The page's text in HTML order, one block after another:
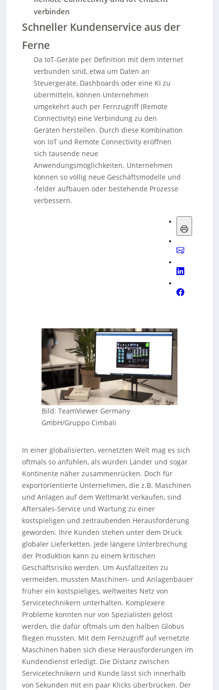
verbinden
Schneller Kundenservice aus der
Ferne
Da IoT-Geräte per Definition mit dem Internet
verbunden sind, etwa um Daten an
Steuergeräte, Dashboards oder eine KI zu
übermitteln, können Unternehmen
umgekehrt auch per Fernzugriff (Remote
Connectivity) eine Verbindung zu den
Geräten herstellen. Durch diese Kombination
von IoT und Remote Connectivity eröffnen
sich tausende neue
Anwendungsmöglichkeiten. Unternehmen
können so völlig neue Geschäftsmodelle und
-felder aufbauen oder bestehende Prozesse
verbessern.
Bild: TeamViewer Germany
GmbH/Gruppo Cimbali
In einer globalisierten, vernetzten Welt mag es sich
oftmals so anfühlen, als würden Länder und sogar
Kontinente näher zusammenrücken. Doch für
exportorientierte Unternehmen, die z.B. Maschinen
und Anlagen auf dem Weltmarkt verkaufen, sind
Aftersales-Service und Wartung zu einer
kostspieligen und zeitraubenden Herausforderung
geworden. Ihre Kunden stehen unter dem Druck
globaler Lieferketten. Jede längere Unterbrechung
der Produktion kann zu einem kritischen
Geschäftsrisiko werden. Um Ausfallzeiten zu
vermeiden, mussten Maschinen- und Anlagenbauer
früher ein kostspieliges, weltweites Netz von
Servicetechnikern unterhalten. Komplexere
Probleme konnten nur von Spezialisten gelöst
werden, die dafür oftmals um den halben Globus
fliegen mussten. Mit dem Fernzugriff auf vernetzte
Maschinen haben sich diese Herausforderungen im
Kundendienst erledigt. Die Distanz zwischen
Servicetechnikern und Kunde lässt sich innerhalb
von Sekunden mit ein paar Klicks überbrücken. Der